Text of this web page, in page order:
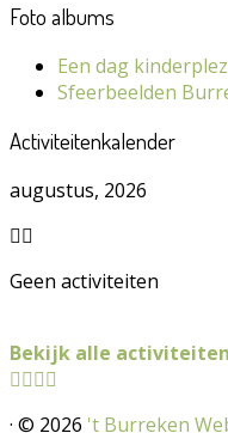
Foto albums
Een dag
Sfeerbeelden
Activiteitenkalender
augustus, 2026
Geen activiteiten
Bekijk alle activiteiten
· © 2026 't Burreken